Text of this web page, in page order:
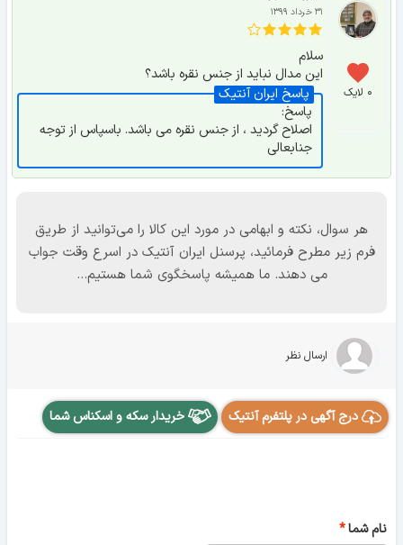
۰ لایک
۳۱ خرداد ۱۳۹۹
سلام
این مدال نباید از جنس نقره باشد؟
پاسخ:
اصلاح گردید ، از جنس نقره می باشد. باسپاس از توجه
جنابعالی
هر سوال، نکته و ابهامی در مورد این کالا را می‌توانید از طریق
فرم زیر مطرح فرمائید، پرسنل ایران آنتیک در اسرع وقت جواب
می دهند. ما همیشه پاسخگوی شما هستیم...
ارسال نظر
درج آگهی در پلتفرم آنتیک خریدار سکه و اسکناس شما
نام شما